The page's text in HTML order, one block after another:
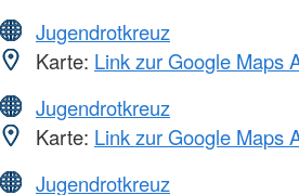
Jugendrotkreuz
Karte: Link zur Google Maps
Jugendrotkreuz
Karte: Link zur Google Maps
Jugendrotkreuz